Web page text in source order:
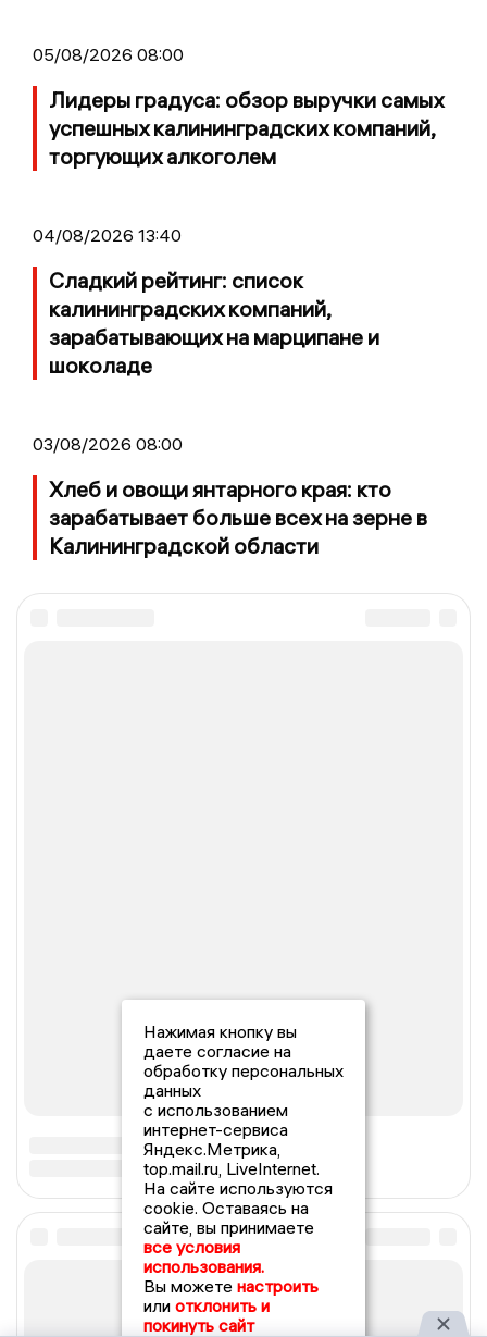
05/08/2026 08:00
Лидеры градуса: обзор выручки самых
успешных калининградских компаний,
торгующих алкоголем
04/08/2026 13:40
Сладкий рейтинг: список
калининградских компаний,
зарабатывающих на марципане и
шоколаде
03/08/2026 08:00
Хлеб и овощи янтарного края: кто
зарабатывает больше всех на зерне в
Калининградской области
Нажимая кнопку вы
даете согласие на
обработку персональных
данных
с использованием
интернет-сервиса
Яндекс.Метрика,
top.mail.ru, LiveInternet.
На сайте используются
cookie. Оставаясь на
сайте, вы принимаете
все условия
использования.
Вы можете настроить
или отклонить и
покинуть сайт